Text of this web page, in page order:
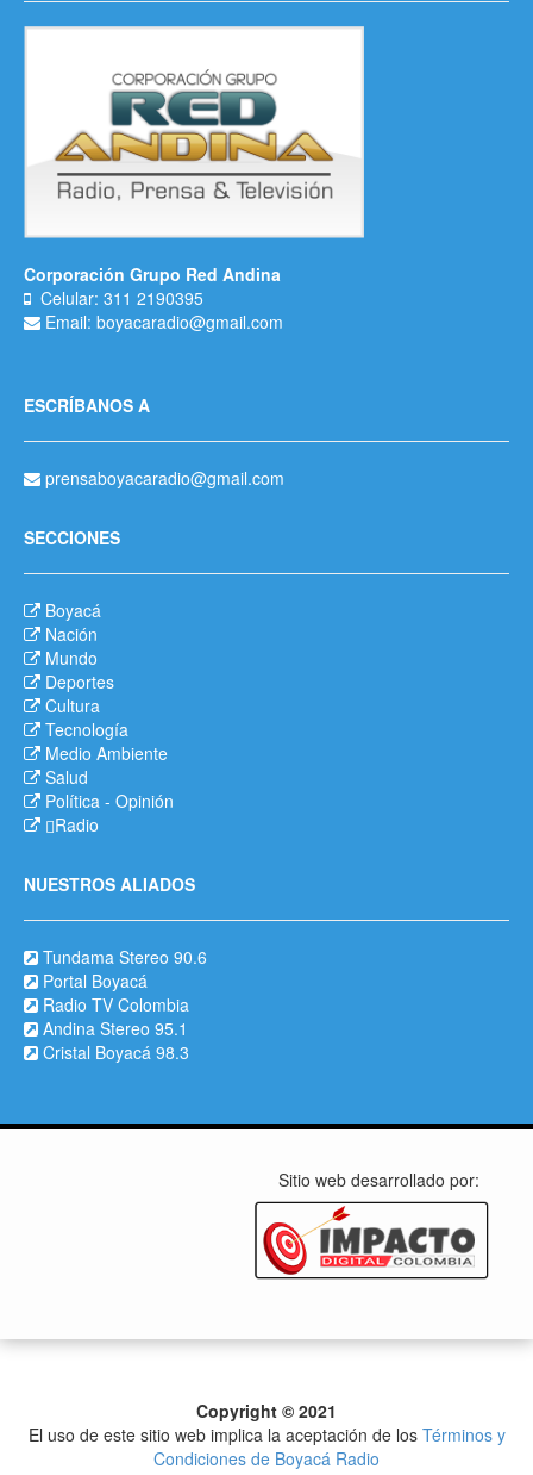
Corporación Grupo Red Andina
Celular: 311 2190395
Email: boyacaradio@gmail.com
ESCRÍBANOS A
prensaboyacaradio@gmail.com
SECCIONES
Boyacá
Nación
Mundo
Deportes
Cultura
Tecnología
Medio Ambiente
Salud
Política - Opinión
Radio
NUESTROS ALIADOS
Tundama Stereo 90.6
Portal Boyacá
Radio TV Colombia
Andina Stereo 95.1
Cristal Boyacá 98.3
Sitio web desarrollado por:
Copyright © 2021
El uso de este sitio web implica la aceptación de los Términos y
Condiciones de Boyacá Radio